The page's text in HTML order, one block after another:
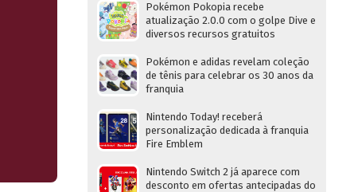
Pokémon Pokopia recebe
atualização 2.0.0 com o golpe Dive e
diversos recursos gratuitos
Pokémon e adidas revelam coleção
de tênis para celebrar os 30 anos da
franquia
Nintendo Today! receberá
personalização dedicada à franquia
Fire Emblem
Nintendo Switch 2 já aparece com
desconto em ofertas antecipadas do